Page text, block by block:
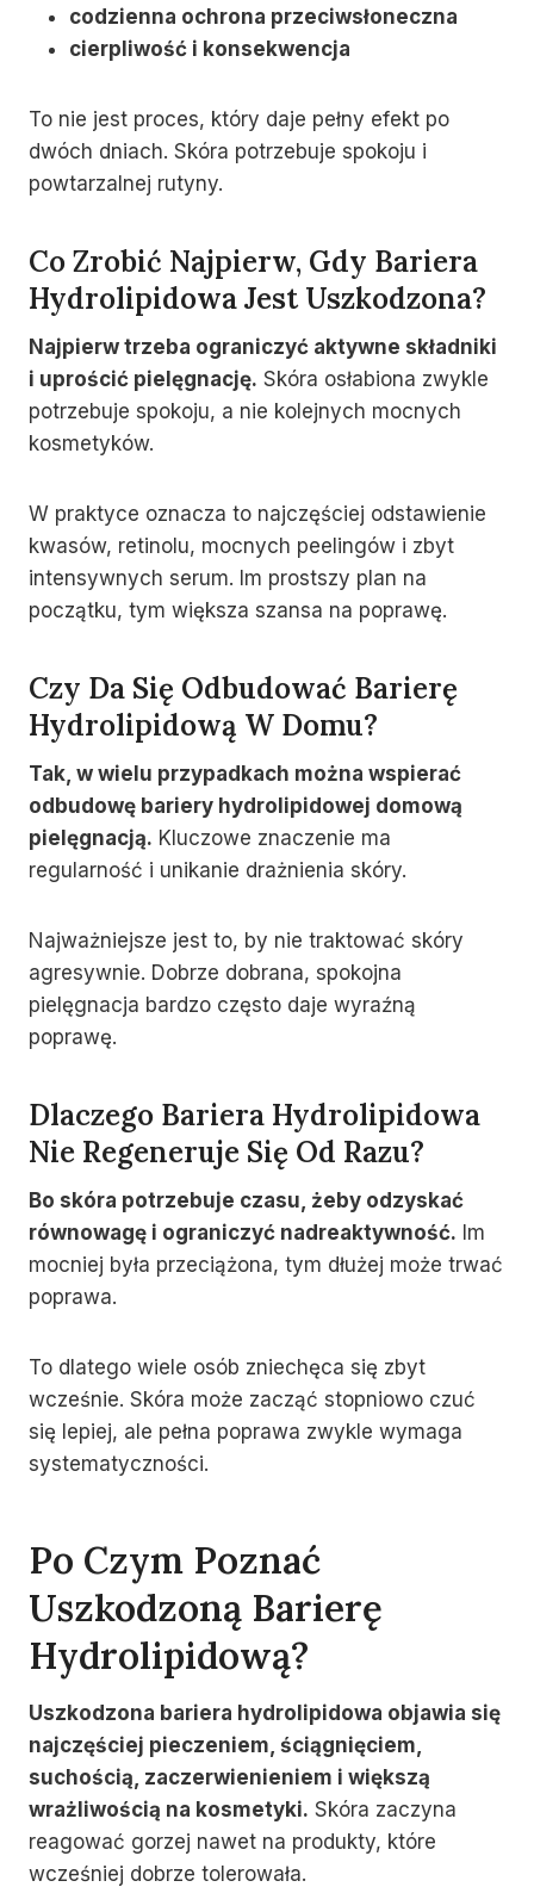
codzienna ochrona przeciwsłoneczna
cierpliwość i konsekwencja
To nie jest proces, który daje pełny efekt po
dwóch dniach. Skóra potrzebuje spokoju i
powtarzalnej rutyny.
Co Zrobić Najpierw, Gdy Bariera
Hydrolipidowa Jest Uszkodzona?
Najpierw trzeba ograniczyć aktywne składniki
i uprościć pielęgnację. Skóra osłabiona zwykle
potrzebuje spokoju, a nie kolejnych mocnych
kosmetyków.
W praktyce oznacza to najczęściej odstawienie
kwasów, retinolu, mocnych peelingów i zbyt
intensywnych serum. Im prostszy plan na
początku, tym większa szansa na poprawę.
Czy Da Się Odbudować Barierę
Hydrolipidową W Domu?
Tak, w wielu przypadkach można wspierać
odbudowę bariery hydrolipidowej domową
pielęgnacją. Kluczowe znaczenie ma
regularność i unikanie drażnienia skóry.
Najważniejsze jest to, by nie traktować skóry
agresywnie. Dobrze dobrana, spokojna
pielęgnacja bardzo często daje wyraźną
poprawę.
Dlaczego Bariera Hydrolipidowa
Nie Regeneruje Się Od Razu?
Bo skóra potrzebuje czasu, żeby odzyskać
równowagę i ograniczyć nadreaktywność. Im
mocniej była przeciążona, tym dłużej może trwać
poprawa.
To dlatego wiele osób zniechęca się zbyt
wcześnie. Skóra może zacząć stopniowo czuć
się lepiej, ale pełna poprawa zwykle wymaga
systematyczności.
Po Czym Poznać
Uszkodzoną Barierę
Hydrolipidową?
Uszkodzona bariera hydrolipidowa objawia się
najczęściej pieczeniem, ściągnięciem,
suchością, zaczerwienieniem i większą
wrażliwością na kosmetyki. Skóra zaczyna
reagować gorzej nawet na produkty, które
wcześniej dobrze tolerowała.